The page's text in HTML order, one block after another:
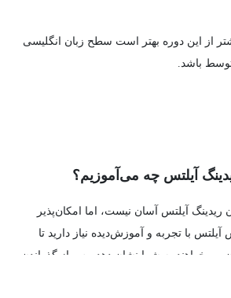
از این دوره بهتر است سطح زبان انگلیسی
باشد.
آیلتس چه می‌آموزیم؟
ریدینگ آیلتس آسان نیست، اما امکان‌پذیر
با تجربه و آموزش‌دیده نیاز دارید تا
می‌خواهند به شما نشان دهد. پس از گذراندن
دانش، استراتژی، مهارت‌ها و تکنیک‌های استاد